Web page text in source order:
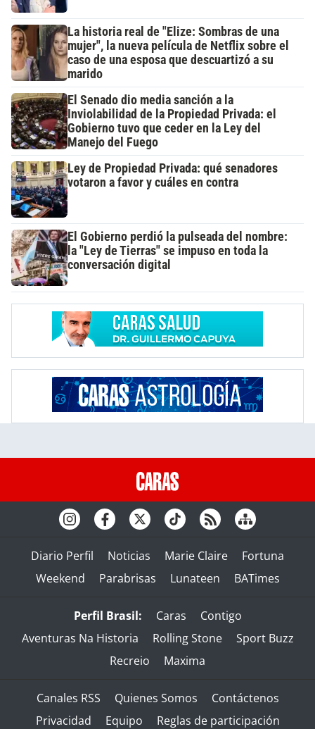
La historia real de "Elize: Sombras de una
mujer", la nueva película de Netflix sobre el
caso de una esposa que descuartizó a su
marido
El Senado dio media sanción a la
Inviolabilidad de la Propiedad Privada: el
Gobierno tuvo que ceder en la Ley del
Manejo del Fuego
Ley de Propiedad Privada: qué senadores
votaron a favor y cuáles en contra
El Gobierno perdió la pulseada del nombre:
la "Ley de Tierras" se impuso en toda la
conversación digital
Diario Perfil Noticias Marie Claire
Fortuna
Weekend
Parabrisas Lunateen BATimes
Perfil Brasil: Caras
Contigo
Aventuras Na Historia
Rolling Stone
Sport Buzz
Recreio
Maxima
Canales RSS Quienes Somos
Contáctenos
Privacidad
Equipo Reglas de participación